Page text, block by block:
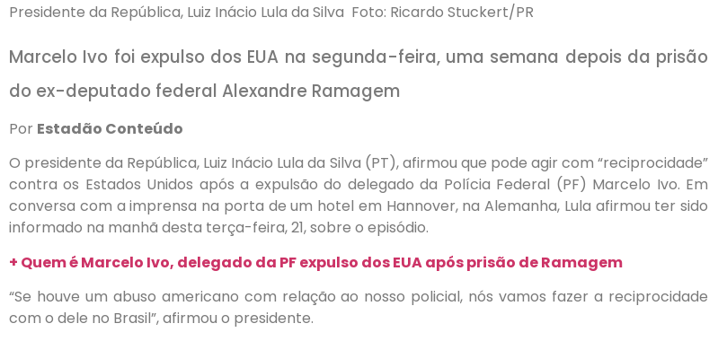
Presidente da República, Luiz Inácio Lula da Silva Foto: Ricardo Stuckert/PR
Marcelo Ivo foi expulso dos EUA na segunda-feira, uma semana depois da prisão
do ex-deputado federal Alexandre Ramagem
Por Estadão Conteúdo
O presidente da República, Luiz Inácio Lula da Silva (PT), afirmou que pode agir com “reciprocidade”
contra os Estados Unidos após a expulsão do delegado da Polícia Federal (PF) Marcelo Ivo. Em
conversa com a imprensa na porta de um hotel em Hannover, na Alemanha, Lula afirmou ter sido
informado na manhã desta terça-feira, 21, sobre o episódio.
+ Quem é Marcelo Ivo, delegado da PF expulso dos EUA após prisão de Ramagem
“Se houve um abuso americano com relação ao nosso policial, nós vamos fazer a reciprocidade
com o dele no Brasil”, afirmou o presidente.